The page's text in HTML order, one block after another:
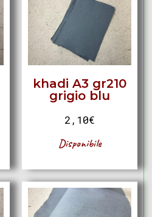
khadi A3 gr210
grigio blu
2,10€
Disponibile